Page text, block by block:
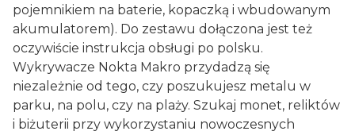
pojemnikiem na baterie, kopaczką i wbudowanym
akumulatorem). Do zestawu dołączona jest też
oczywiście instrukcja obsługi po polsku.
Wykrywacze Nokta Makro przydadzą się
niezależnie od tego, czy poszukujesz metalu w
parku, na polu, czy na plaży. Szukaj monet, reliktów
i biżuterii przy wykorzystaniu nowoczesnych